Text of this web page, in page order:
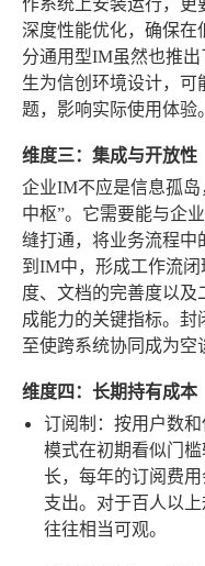
深度性能优化，确保在
分通用型IM虽然也推
生为信创环境设计，可
题，影响实际使用体验。
维度三：集成与开放性
企业IM不应是信息孤
中枢”。它需要能与企
缝打通，将业务流程中
到IM中，形成工作流
度、文档的完善度以及
成能力的关键指标。封
至使跨系统协同成为空
维度四：长期持有成本
订阅制 ：按用户数
模式在初期看似门
长，每年的订阅费
支出。对于百人以
往往相当可观。